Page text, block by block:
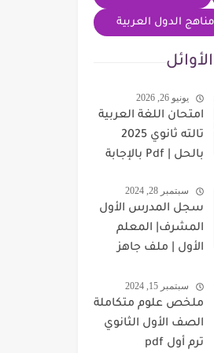
مناهج الدول العربية
يونيو 26, 2026
امتحان اللغة العربية
تالته ثانوي 2025
بالحل | Pdf بالإجابة
سبتمبر 28, 2024
سجل المدرس الأول
المشرف| المعلم
الأول | ملف جاهز
شخصية
سبتمبر 15, 2024
ملخص علوم متكاملة
الصف الأول الثانوي
ترم أول pdf